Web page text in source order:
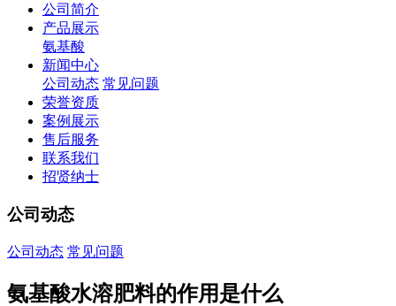
公司简介
产品展示
氨基酸
新闻中心
公司动态 常见问题
荣誉资质
案例展示
售后服务
联系我们
招贤纳士
公司动态
公司动态 常见问题
氨基酸水溶肥料的作用是什么